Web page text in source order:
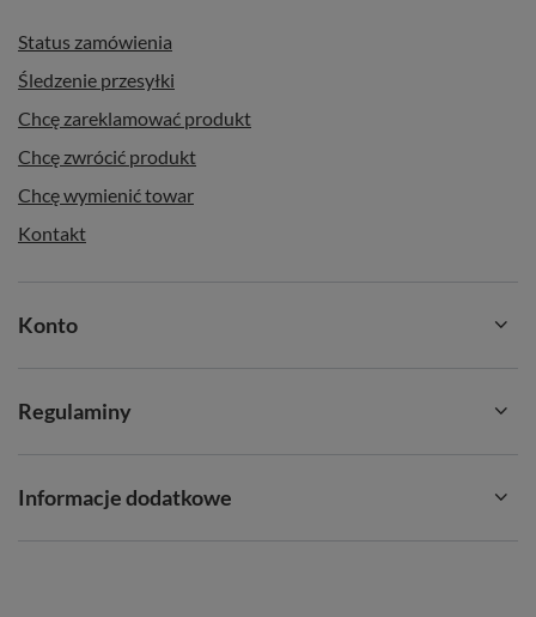
Status zamówienia
Śledzenie przesyłki
Chcę zareklamować produkt
Chcę zwrócić produkt
Chcę wymienić towar
Kontakt
Konto
Regulaminy
Informacje dodatkowe